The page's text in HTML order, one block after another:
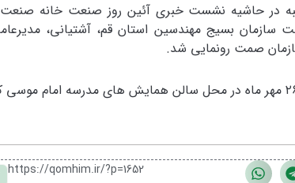
در حاشیه نشست خبری آئین روز صنعت خانه
سازمان بسیج مهندسین استان قم، آشتیانی،
صمت رونمایی شد.
آئین گرامیداشت روز صنعت همراه با تجلیل از ۳۰ صنعتگر حوزه صنعت استان ۲۶ مهر ماه در محل سالن همایش های
https://qomhim.ir/?p=1652